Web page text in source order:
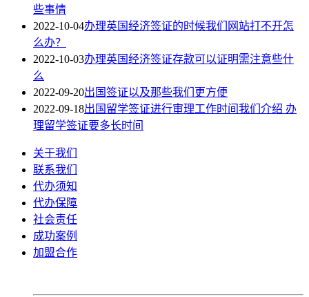
些事情
2022-10-04办理英国经济签证的时候我们网站打不开怎
么办？
2022-10-03办理英国经济签证存款可以证明需注意些什
么
2022-09-20出国签证以及那些我们更方便
2022-09-18出国留学签证进行审理工作时间我们介绍 办
理留学签证要多长时间
关于我们
联系我们
代办须知
代办保障
社会责任
成功案例
加盟合作